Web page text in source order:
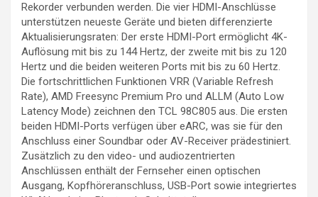
Rekorder verbunden werden. Die vier HDMI-Anschlüsse
unterstützen neueste Geräte und bieten differenzierte
Aktualisierungsraten: Der erste HDMI-Port ermöglicht 4K-
Auflösung mit bis zu 144 Hertz, der zweite mit bis zu 120
Hertz und die beiden weiteren Ports mit bis zu 60 Hertz.
Die fortschrittlichen Funktionen VRR (Variable Refresh
Rate), AMD Freesync Premium Pro und ALLM (Auto Low
Latency Mode) zeichnen den TCL 98C805 aus. Die ersten
beiden HDMI-Ports verfügen über eARC, was sie für den
Anschluss einer Soundbar oder AV-Receiver prädestiniert.
Zusätzlich zu den video- und audiozentrierten
Anschlüssen enthält der Fernseher einen optischen
Ausgang, Kopfhöreranschluss, USB-Port sowie integriertes